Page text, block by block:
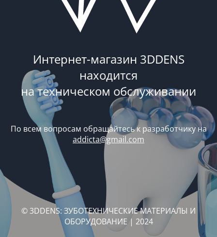
Интернет-магазин 3DDENS
находится
на техническом обслуживании
По всем вопросам обращайтесь к разработчику на
addicta@gmail.com
© 3DDENS: ЗУБОТЕХНИЧЕСКИЕ МАТЕРИАЛЫ И
ОБОРУДОВАНИЕ | 2024